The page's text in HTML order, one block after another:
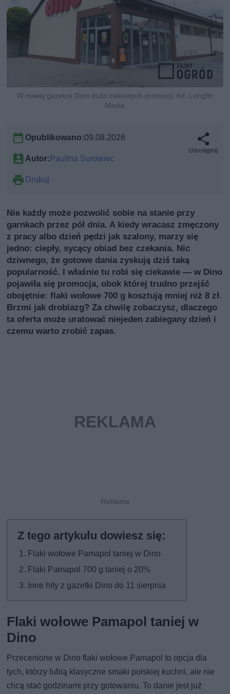
W nowej gazetce Dino dużo ciekawych promocji, fot. Longfin
Media
Opublikowano:09.08.2026
Autor: Paulina Surowiec
Drukuj
Udostępnij
Nie każdy może pozwolić sobie na stanie przy
garnkach przez pół dnia. A kiedy wracasz zmęczony
z pracy albo dzień pędzi jak szalony, marzy się
jedno: ciepły, sycący obiad bez czekania. Nic
dziwnego, że gotowe dania zyskują dziś taką
popularność. I właśnie tu robi się ciekawie — w Dino
pojawiła się promocja, obok której trudno przejść
obojętnie: flaki wołowe 700 g kosztują mniej niż 8 zł.
Brzmi jak drobiazg? Za chwilę zobaczysz, dlaczego
ta oferta może uratować niejeden zabiegany dzień i
czemu warto zrobić zapas.
Flaki wołowe Pamapol taniej w Dino
Flaki Pamapol 700 g taniej o 20%
Inne hity z gazetki Dino do 11 sierpnia
Flaki wołowe Pamapol taniej w
Dino
Przecenione w Dino flaki wołowe Pamapol to opcja dla
tych, którzy lubią klasyczne smaki polskiej kuchni, ale nie
chcą stać godzinami przy gotowaniu. To danie jest już